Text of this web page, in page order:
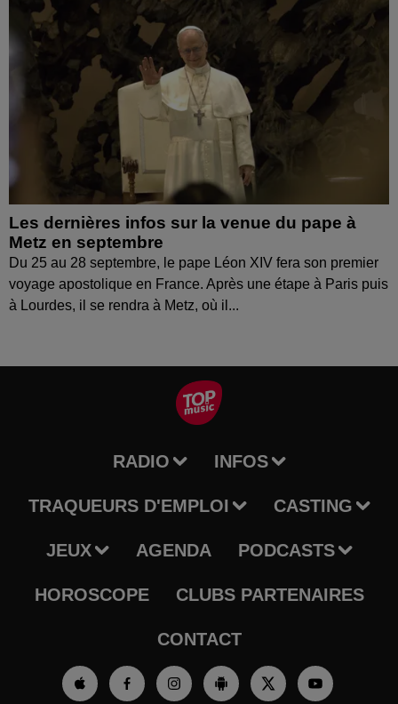
Les dernières infos sur la venue du pape à
Metz en septembre
Du 25 au 28 septembre, le pape Léon XIV fera son premier
voyage apostolique en France. Après une étape à Paris puis
à Lourdes, il se rendra à Metz, où il...
RADIO INFOS
TRAQUEURS D'EMPLOI CASTING
JEUX AGENDA PODCASTS
HOROSCOPE CLUBS PARTENAIRES
CONTACT